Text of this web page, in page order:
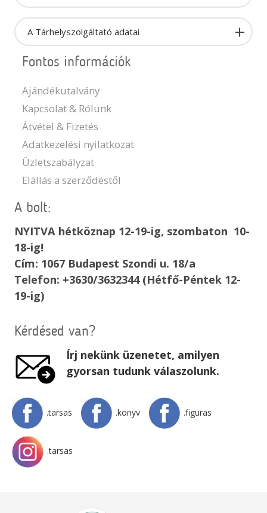
A Tárhelyszolgáltató adatai
Fontos információk
Ajándékutalvány
Kapcsolat & Rólunk
Átvétel & Fizetés
Adatkezelési nyilatkozat
Üzletszabályzat
Elállás a szerződéstől
A bolt:
NYITVA hétköznap 12-19-ig, szombaton 10-
18-ig!
Cím: 1067 Budapest Szondi u. 18/a
Telefon: +3630/3632344 (Hétfő-Péntek 12-
19-ig)
Kérdésed van?
Írj nekünk üzenetet, amilyen
gyorsan tudunk válaszolunk.
.tarsas .konyv .figuras
.tarsas